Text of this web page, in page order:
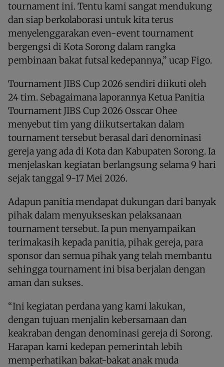
tournament ini. Tentu kami sangat mendukung
dan siap berkolaborasi untuk kita terus
menyelenggarakan even-event tournament
bergengsi di Kota Sorong dalam rangka
pembinaan bakat futsal kedepannya,” ucap Figo.
Tournament JIBS Cup 2026 sendiri diikuti oleh
24 tim. Sebagaimana laporannya Ketua Panitia
Tournament JIBS Cup 2026 Osscar Ohee
menyebut tim yang diikutsertakan dalam
tournament tersebut berasal dari denominasi
gereja yang ada di Kota dan Kabupaten Sorong. Ia
menjelaskan kegiatan berlangsung selama 9 hari
sejak tanggal 9-17 Mei 2026.
Adapun panitia mendapat dukungan dari banyak
pihak dalam menyukseskan pelaksanaan
tournament tersebut. Ia pun menyampaikan
terimakasih kepada panitia, pihak gereja, para
sponsor dan semua pihak yang telah membantu
sehingga tournament ini bisa berjalan dengan
aman dan sukses.
“Ini kegiatan perdana yang kami lakukan,
dengan tujuan menjalin kebersamaan dan
keakraban dengan denominasi gereja di Sorong.
Harapan kami kedepan pemerintah lebih
memperhatikan bakat-bakat anak muda